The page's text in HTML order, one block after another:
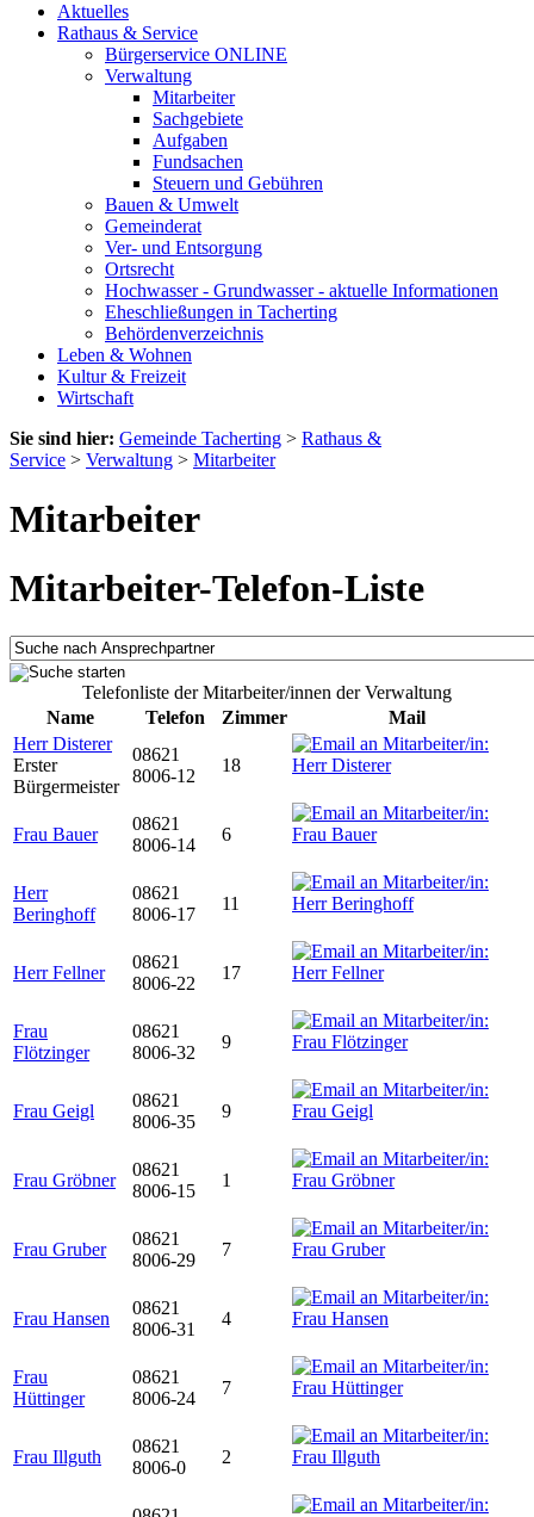
Aktuelles
Rathaus & Service
Bürgerservice ONLINE
Verwaltung
Mitarbeiter
Sachgebiete
Aufgaben
Fundsachen
Steuern und Gebühren
Bauen & Umwelt
Gemeinderat
Ver- und Entsorgung
Ortsrecht
Hochwasser - Grundwasser - aktuelle Informationen
Eheschließungen in Tacherting
Behördenverzeichnis
Leben & Wohnen
Kultur & Freizeit
Wirtschaft
Sie sind hier: Gemeinde Tacherting > Rathaus &
Service > Verwaltung > Mitarbeiter
Mitarbeiter
Mitarbeiter-Telefon-Liste
Telefonliste der Mitarbeiter/innen der Verwaltung
Name
Telefon Zimmer
Mail
Herr Disterer
Erster
Bürgermeister
08621
8006-12
18
Frau Bauer
08621
8006-14
6
Herr
Beringhoff
08621
8006-17
11
Herr Fellner
08621
8006-22
17
Frau
Flötzinger
08621
8006-32
9
Frau Geigl
08621
8006-35
9
Frau Gröbner
08621
8006-15
1
Frau Gruber
08621
8006-29
7
Frau Hansen
08621
8006-31
4
Frau
Hüttinger
08621
8006-24
7
Frau Illguth
08621
8006-0
2